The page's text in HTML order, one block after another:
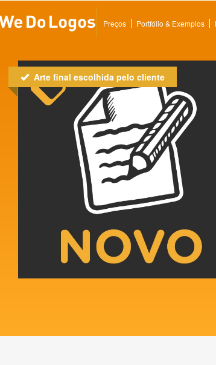
Preços Portfólio & Exemplos
Arte final escolhida pelo cliente